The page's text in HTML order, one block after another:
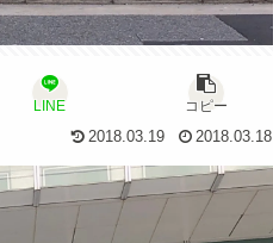
LINE
コピー
2018.03.19
2018.03.18